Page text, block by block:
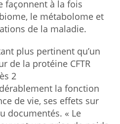
façonnent à la fois
le métabolome et
de la maladie.
plus pertinent qu’un
de la protéine CFTR
2
la fonction
de vie, ses effets sur
documentés. « Le